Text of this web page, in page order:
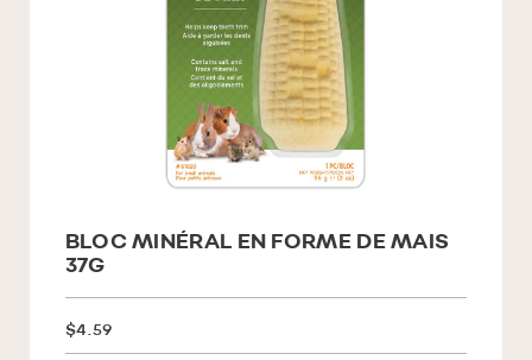
BLOC MINÉRAL EN FORME DE MAIS
37G
$4.59